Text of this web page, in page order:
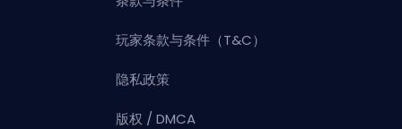
玩家条款与条件（T&C）
隐私政策
版权 / DMCA